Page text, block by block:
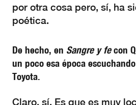
por otra cosa pero, sí, ha
poética.
De hecho, en Sangre y fecon
un poco esa época
Toyota.
Claro, sí. Es que es muy